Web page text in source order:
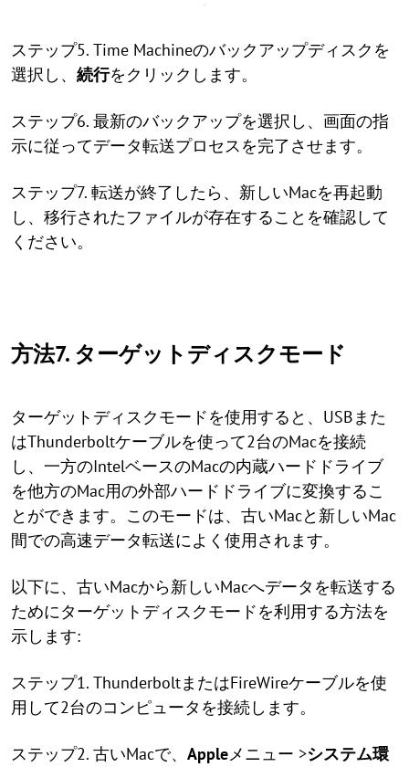
ステップ5. Time Machineのバックアップディスクを
選択し、 続行をクリックします。
ステップ6. 最新のバックアップを選択し、画面の指
示に従ってデータ転送プロセスを完了させます。
ステップ7. 転送が終了したら、新しいMacを再起動
し、移行されたファイルが存在することを確認して
ください。
方法7. ターゲットディスクモード
ターゲットディスクモードを使用すると、USBまた
はThunderboltケーブルを使って2台のMacを接続
し、一方のIntelベースのMacの内蔵ハードドライブ
を他方のMac用の外部ハードドライブに変換するこ
とができます。このモードは、古いMacと新しいMac
間での高速データ転送によく使用されます。
以下に、古いMacから新しいMacへデータを転送する
ためにターゲットディスクモードを利用する方法を
示します:
ステップ1. ThunderboltまたはFireWireケーブルを使
用して2台のコンピュータを接続します。
ステップ2. 古いMacで、 Appleメニュー >システム環